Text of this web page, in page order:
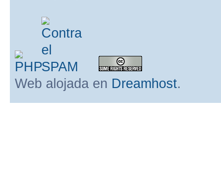
Web alojada en Dreamhost.